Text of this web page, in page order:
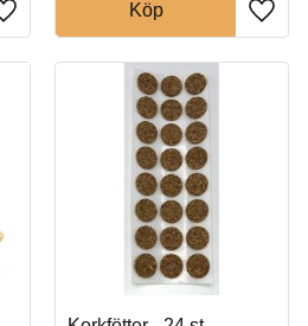
Lägg till i favoriter Lägg
Köp